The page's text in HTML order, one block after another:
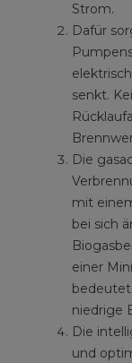
Strom.
Dafür
senkt.
Die
mit
bei sich
einer
niedrige
Die
und